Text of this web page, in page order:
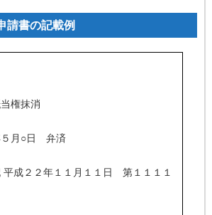
請書の記載例
権抹消
月○日 弁済
平成２２年１１月１１日 第１１１１